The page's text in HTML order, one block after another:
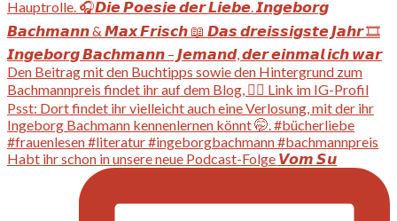
Habt ihr schon in unsere neue Podcast-Folge 𝙑𝙤𝙢 𝙎𝙪